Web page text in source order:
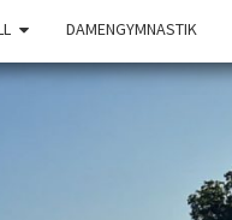
DAMENGYMNASTIK